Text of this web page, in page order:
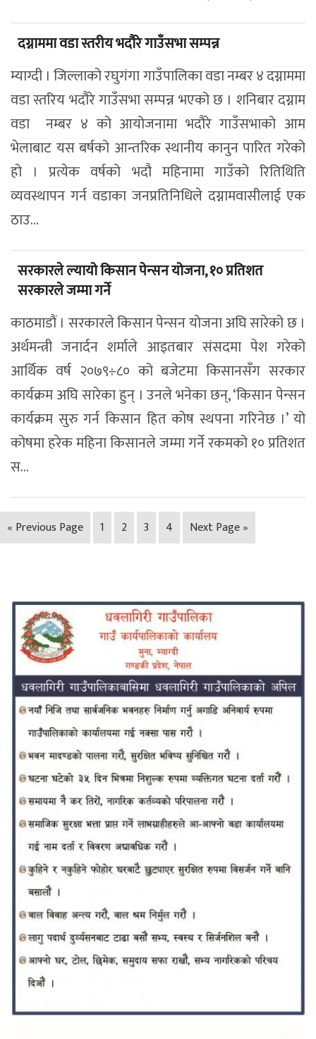
दग्नाममा वडा स्तरीय भदौरे गाउँसभा सम्पन्न
म्याग्दी । जिल्लाको रघुगंगा गाउँपालिका वडा नम्बर ४ दग्नाममा
वडा स्तरिय भदौरे गाउँसभा सम्पन्न भएको छ । शनिबार दग्नाम
वडा नम्बर ४ को आयोजनामा भदौरे गाउँसभाको आम
भेलाबाट यस बर्षको आन्तरिक स्थानीय कानुन पारित गरेको
हो । प्रत्येक वर्षको भदौ महिनामा गाउँको रितिथिति
व्यवस्थापन गर्न वडाका जनप्रतिनिधिले दग्नामवासीलाई एक
ठाउ...
सरकारले ल्यायो किसान पेन्सन योजना, १० प्रतिशत
सरकारले जम्मा गर्ने
काठमाडौं । सरकारले किसान पेन्सन योजना अघि सारेको छ ।
अर्थमन्त्री जनार्दन शर्माले आइतबार संसदमा पेश गरेको
आर्थिक वर्ष २०७९÷८० को बजेटमा किसानसँग सरकार
कार्यक्रम अघि सारेका हुन् । उनले भनेका छन्, ‘किसान पेन्सन
कार्यक्रम सुरु गर्न किसान हित कोष स्थपना गरिनेछ ।’ यो
कोषमा हरेक महिना किसानले जम्मा गर्ने रकमको १० प्रतिशत
स...
« Previous Page 1 2 3 4 Next Page »